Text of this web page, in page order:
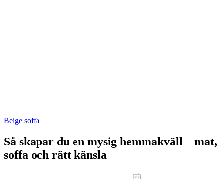
Beige soffa
Så skapar du en mysig hemmakväll – mat,
soffa och rätt känsla